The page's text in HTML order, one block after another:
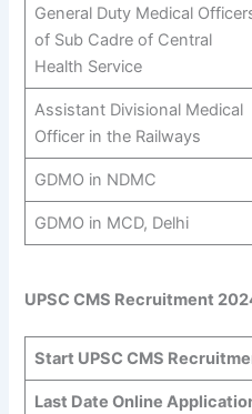
General Duty Medical
of Sub Cadre of Central
Health Service
Assistant Divisional Medical
Officer in the Railways
GDMO in NDMC
GDMO in MCD, Delhi
UPSC CMS Recruitment
Start UPSC CMS
Last Date Online